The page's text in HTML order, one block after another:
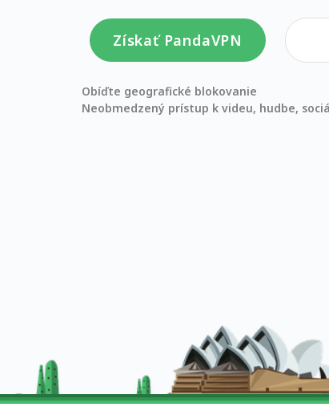
Získať PandaVPN
Obíďte geografické blokovanie
Neobmedzený prístup k videu, hudbe,